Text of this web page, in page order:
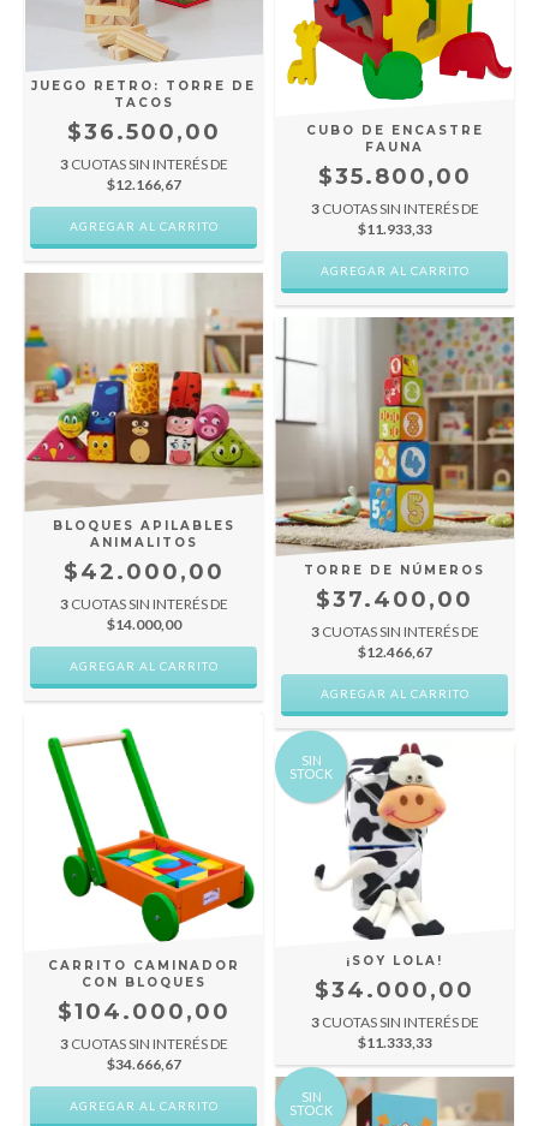
JUEGO RETRO: TORRE DE
TACOS
$36.500,00
3 CUOTAS SIN INTERÉS DE
$12.166,67
CUBO DE ENCASTRE
FAUNA
$35.800,00
3 CUOTAS SIN INTERÉS DE
$11.933,33
BLOQUES APILABLES
ANIMALITOS
$42.000,00
3 CUOTAS SIN INTERÉS DE
$14.000,00
TORRE DE NÚMEROS
$37.400,00
3 CUOTAS SIN INTERÉS DE
$12.466,67
CARRITO CAMINADOR
CON BLOQUES
$104.000,00
3 CUOTAS SIN INTERÉS DE
$34.666,67
SIN
STOCK
¡SOY LOLA!
$34.000,00
3 CUOTAS SIN INTERÉS DE
$11.333,33
SIN
STOCK